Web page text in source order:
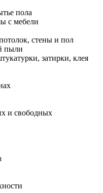
пола
с мебели
стены и пол
пыли
затирки, клея
и свободных